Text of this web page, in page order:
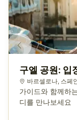
구엘 공원: 입
바르셀로나, 스페
가이드와 함께하
디를 만나보세요